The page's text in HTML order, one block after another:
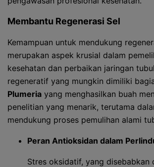
Membantu Regenerasi Sel
Kemampuan untuk mendukung
merupakan aspek krusial dalam
kesehatan dan perbaikan jaringan
regeneratif yang mungkin dimiliki
Plumeria yang menghasilkan buah
penelitian yang menarik, terutama
mendukung proses pemulihan alami
Peran Antioksidan dalam
Stres oksidatif, yang disebabkan